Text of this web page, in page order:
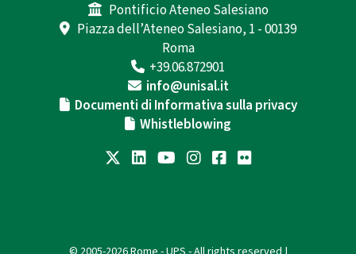
Pontificio Ateneo Salesiano
Piazza dell’Ateneo Salesiano, 1 - 00139
Roma
+39.06.872901
info@unisal.it
Documenti di Informativa sulla privacy
Whistleblowing